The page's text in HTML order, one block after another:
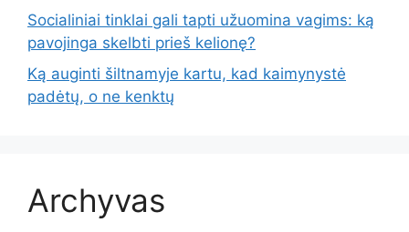
Socialiniai tinklai gali tapti užuomina vagims: ką
pavojinga skelbti prieš kelionę?
Ką auginti šiltnamyje kartu, kad kaimynystė
padėtų, o ne kenktų
Archyvas